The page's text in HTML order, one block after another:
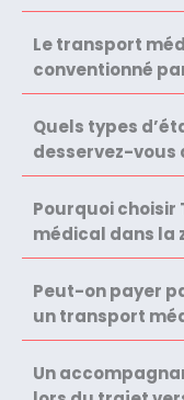
Le transport
conventionné
Quels types
desservez-vous
Pourquoi choisir
médical dans la
Peut-on payer
un transport
Un